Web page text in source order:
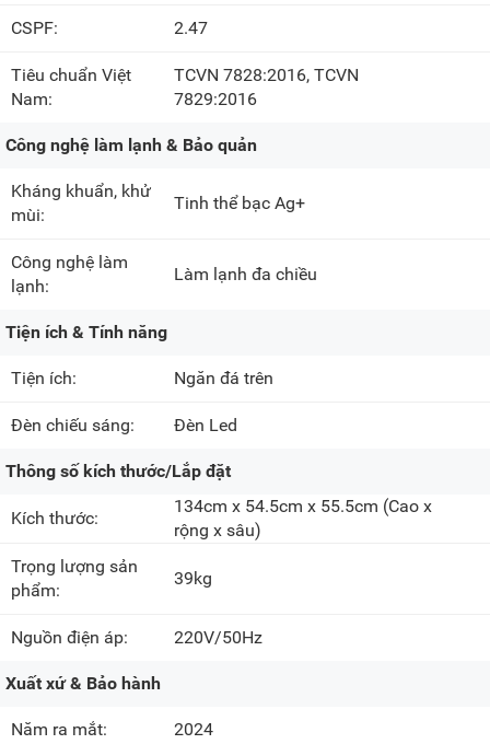
CSPF: 2.47
Tiêu chuẩn Việt
Nam:
TCVN 7828:2016, TCVN
7829:2016
Công nghệ làm lạnh & Bảo quản
Kháng khuẩn, khử
mùi:
Tinh thể bạc Ag+
Công nghệ làm
lạnh:
Làm lạnh đa chiều
Tiện ích & Tính năng
Tiện ích: Ngăn đá trên
Đèn chiếu sáng: Đèn Led
Thông số kích thước/Lắp đặt
Kích thước:
134cm x 54.5cm x 55.5cm (Cao x
rộng x sâu)
Trọng lượng sản
phẩm:
39kg
Nguồn điện áp: 220V/50Hz
Xuất xứ & Bảo hành
Năm ra mắt: 2024